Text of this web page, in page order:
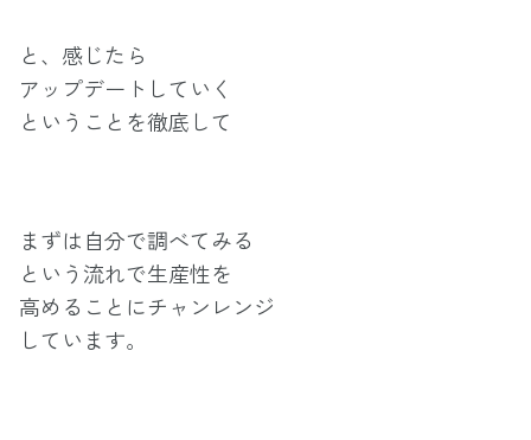
と、感じたら
アップデートしていく
ということを徹底して
まずは自分で調べてみる
という流れで生産性を
高めることにチャンレンジ
しています。